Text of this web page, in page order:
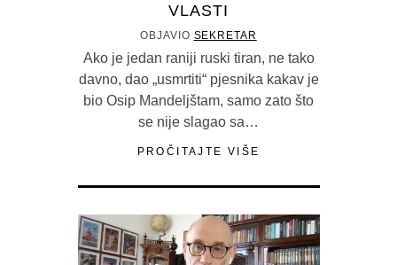
VLASTI
OBJAVIO SEKRETAR
Ako je jedan raniji ruski tiran, ne tako
davno, dao „usmrtiti“ pjesnika kakav je
bio Osip Mandeljštam, samo zato što
se nije slagao sa…
PROČITAJTE VIŠE